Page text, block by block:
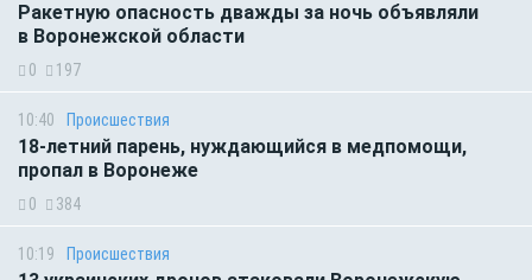
Ракетную опасность дважды за ночь объявляли
в Воронежской области
0 197
10:40 Происшествия
18-летний парень, нуждающийся в медпомощи,
пропал в Воронеже
0 384
10:19 Происшествия